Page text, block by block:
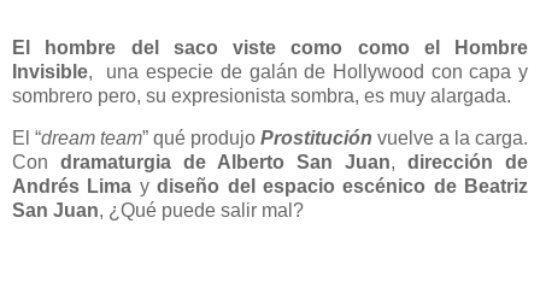
El hombre del saco viste como como el Hombre
Invisible,
una especie de galán de Hollywood con capa y
sombrero pero, su expresionista sombra, es muy alargada.
El “dream team” qué produjo Prostitución vuelve a la carga.
Con dramaturgia de Alberto San Juan, dirección de
Andrés Lima ydiseño del espacio escénico de Beatriz
San Juan, ¿Qué puede salir mal?